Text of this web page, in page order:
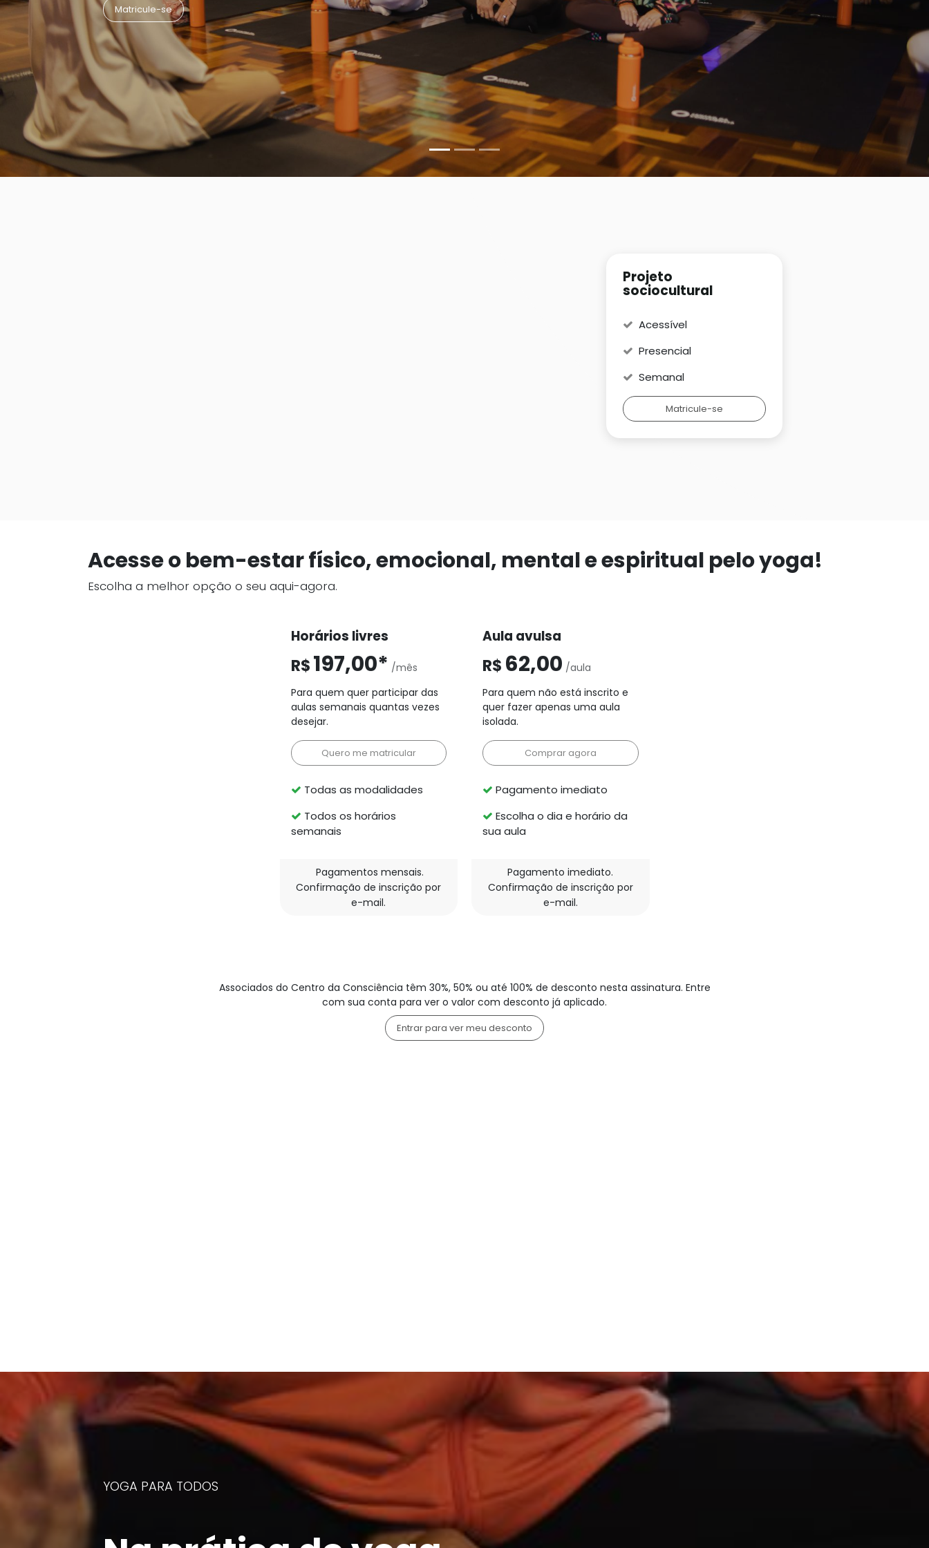
Matricule-se
Projeto
sociocultural
Acessível
Presencial
Semanal
Matricule-se
Acesse o bem-estar físico, emocional, mental e espiritual pelo yoga!
Escolha a melhor opção o seu aqui-agora.
Horários livres
R$197,00* /mês
Para quem quer participar das
aulas semanais quantas vezes
desejar.
Quero me matricular
Todas as modalidades
Todos os horários
semanais
Pagamentos mensais.
Confirmação de inscrição por
e-mail.
Aula avulsa
R$ 62,00 /aula
Para quem não está inscrito e
quer fazer apenas uma aula
isolada.
Comprar agora
Pagamento imediato
Escolha o dia e horário da
sua aula
Pagamento imediato.
Confirmação de inscrição por
e-mail.
Associados do Centro da Consciência têm 30%, 50% ou até 100% de desconto nesta assinatura. Entre
com sua conta para ver o valor com desconto já aplicado.
Entrar para ver meu desconto
YOGA PARA TODOS